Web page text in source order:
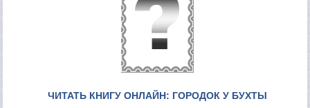
ЧИТАТЬ КНИГУ ОНЛАЙН: ГОРОДОК У БУХТЫ